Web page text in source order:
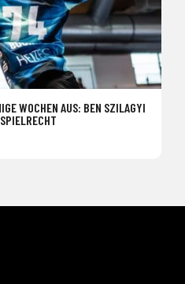
WOCHEN AUS: BEN SZILAGYI